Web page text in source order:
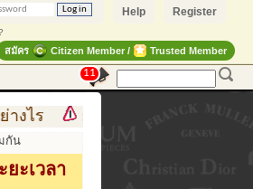
Register
Help
สมัคร Citizen Member / Trusted Member
11
การสร้าง สินค้าแฟชั่น สู่สินค้าแ
กัน
ะเวลา